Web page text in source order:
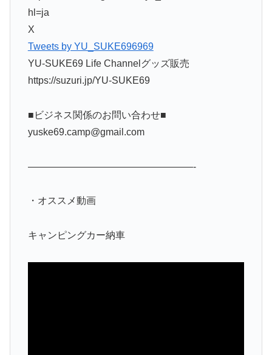
hl=ja
X
Tweets by YU_SUKE696969
YU-SUKE69 Life Channelグッズ販売
https://suzuri.jp/YU-SUKE69
■ビジネス関係のお問い合わせ■
yuske69.camp@gmail.com
—————————————————-
・オススメ動画
キャンピングカー納車